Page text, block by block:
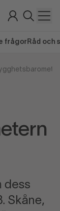
frågor Råd och
dess
Skåne,